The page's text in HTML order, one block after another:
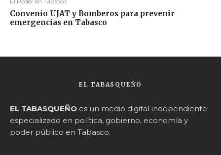
Convenio UJAT y Bomberos para prevenir
emergencias en Tabasco
EL TABASQUEÑO
EL TABASQUEÑO es un medio digital independiente
especializado en política, gobierno, economía y
poder público en Tabasco.